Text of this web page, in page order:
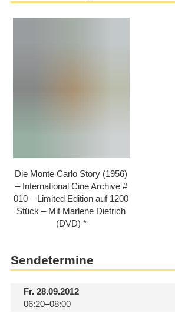
Die Monte Carlo Story (1956)
– International Cine Archive #
010 – Limited Edition auf 1200
Stück – Mit Marlene Dietrich
(DVD)
Sendetermine
Fr.28.09.2012
06:20–08:00